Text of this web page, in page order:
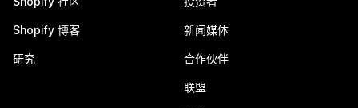
Shopify 博客
研究
新闻媒体
合作伙伴
联盟